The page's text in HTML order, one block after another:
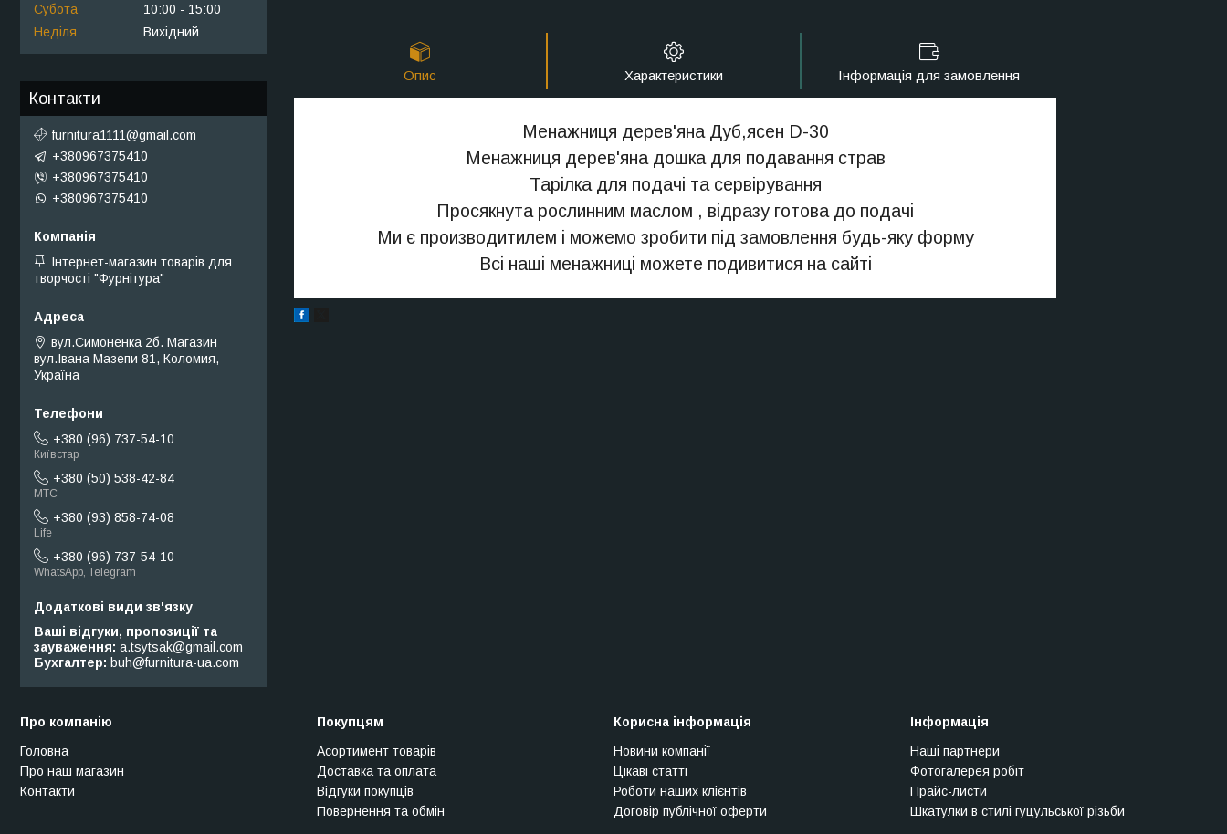
Опис Характеристики Інформація для замовлення
Менажниця дерев'яна Дуб,ясен D-30
Менажниця дерев'яна дошка для подавання страв
Тарілка для подачі та сервірування
Просякнута рослинним маслом , відразу готова до подачі
Ми є производитилем і можемо зробити під замовлення будь-яку форму
Всі наші менажниці можете подивитися на сайті
Субота
10:00
15:00
Неділя
Вихідний
Контакти
furnitura1111@gmail.com
+380967375410
+380967375410
+380967375410
Інтернет-магазин товарів для
творчості "Фурнітура"
вул.Симоненка 2б. Магазин
вул.Івана Мазепи 81, Коломия,
Україна
+380 (96) 737-54-10
Київстар
+380 (50) 538-42-84
МТС
+380 (93) 858-74-08
Life
+380 (96) 737-54-10
WhatsApp, Telegram
Ваші відгуки, пропозиції та
зауваження a.tsytsak@gmail.com
Бухгалтер
buh@furnitura-ua.com
Про компанію
Головна
Про наш магазин
Контакти
Покупцям
Асортимент товарів
Доставка та оплата
Відгуки покупців
Повернення та обмін
Корисна інформація
Новини компанії
Цікаві статті
Роботи наших клієнтів
Договір публічної оферти
Інформація
Наші партнери
Фотогалерея робіт
Прайс-листи
Шкатулки в стилі гуцульської різьби